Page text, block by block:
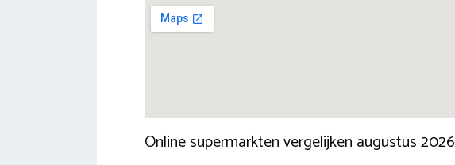
Online supermarkten vergelijken augustus 2026